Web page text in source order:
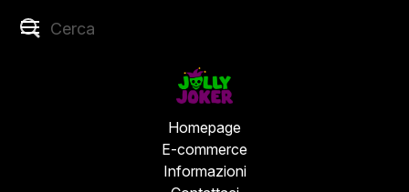
Homepage
E-commerce
Informazioni